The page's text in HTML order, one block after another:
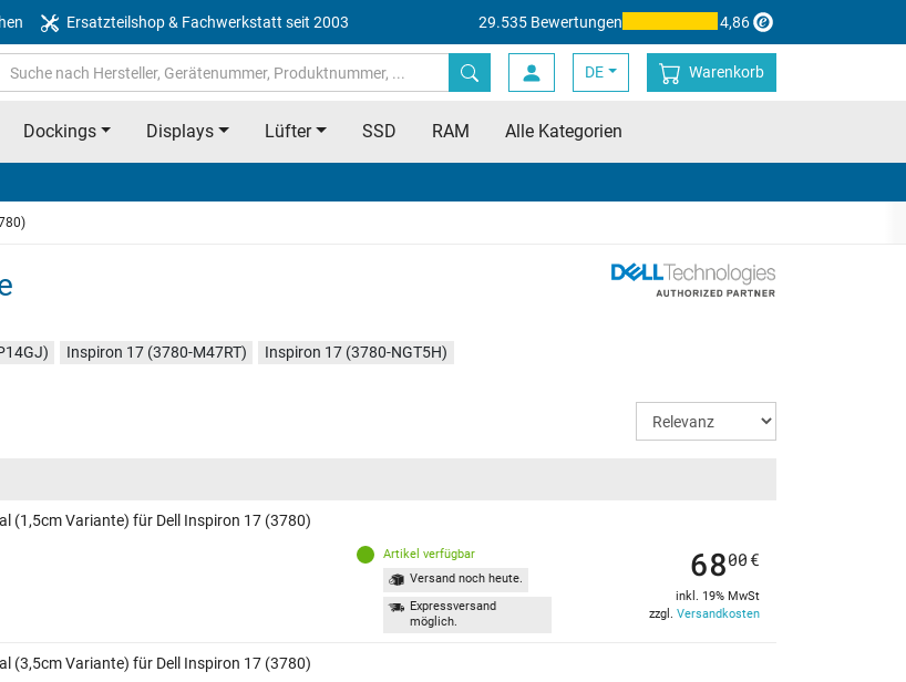
Ersatzteilshop & Fachwerkstatt seit 2003 29.535 Bewertungen 4,86
DE Warenkorb
Dockings Displays Lüfter SSD RAM Alle Kategorien
Inspiron 17 (3780-M47RT) Inspiron 17 (3780-NGT5H)
(1,5cm Variante) für Dell Inspiron 17 (3780)
Artikel verfügbar
Versand noch heute.
Expressversand
möglich.
6800 €
inkl. 19% MwSt
zzgl. Versandkosten
(3,5cm Variante) für Dell Inspiron 17 (3780)